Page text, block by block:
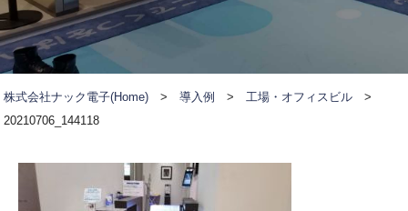
株式会社ナック電子(Home) >導入例 > 工場・オフィスビル >
20210706_144118